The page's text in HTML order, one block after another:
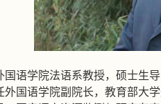
语学院法语系教授，硕士生
国语学院副院长，教育部大